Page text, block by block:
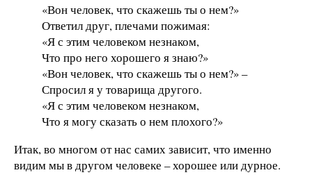
«Вон человек, что скажешь ты о нем?»
Ответил друг, плечами пожимая:
«Я с этим человеком незнаком,
Что про него хорошего я знаю?»
«Вон человек, что скажешь ты о нем?» –
Спросил я у товарища другого.
«Я с этим человеком незнаком,
Что я могу сказать о нем плохого?»
Итак, во многом от нас самих зависит, что именно
видим мы в другом человеке – хорошее или дурное.